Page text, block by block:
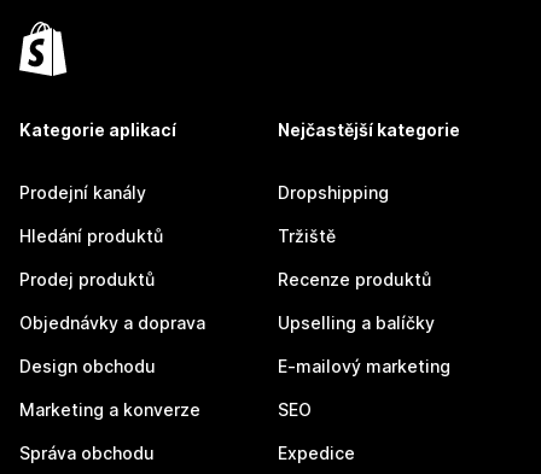
Kategorie aplikací
Prodejní kanály
Hledání produktů
Prodej produktů
Objednávky a doprava
Design obchodu
Marketing a konverze
Správa obchodu
Nejčastější kategorie
Dropshipping
Tržiště
Recenze produktů
Upselling a balíčky
E-mailový marketing
SEO
Expedice